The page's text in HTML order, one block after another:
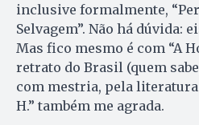
inclusive formalmente,
Selvagem”. Não há dúvida:
Mas fico mesmo é com “A
retrato do Brasil (quem
com mestria, pela literatura.
H.” também me agrada.